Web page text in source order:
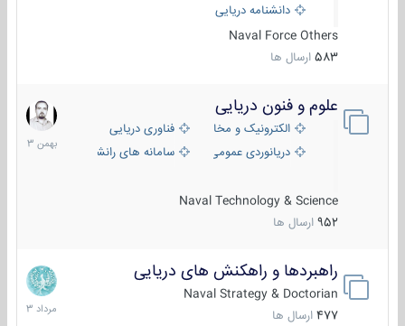
دانشنامه دریایی کپی
Naval Force Others
583 ارسال ها
علوم و فنون دریایی
الکترونیک و مخابرات دریاییفناوری دریایی
دریانوردی عمومی
سامانه های رانشی دریایی
Naval Technology & Science
952 ارسال ها
6
بهمن
1403
راهبردها و راهکنش های دریایی
Naval Strategy & Doctorian
477 ارسال ها
2
مرداد
1403